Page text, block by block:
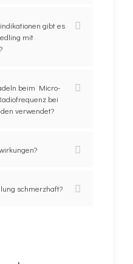
gibt es
mit
beim Micro-
bei
verwendet?
schmerzhaft?